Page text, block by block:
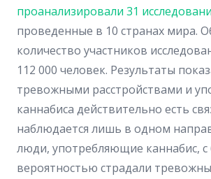
проанализировали 31
проведенные в 10 странах мира.
количество участников
112 000 человек. Результаты
тревожными расстройствами и
каннабиса действительно есть
наблюдается лишь в одном
люди, употребляющие каннабис,
вероятностью страдали